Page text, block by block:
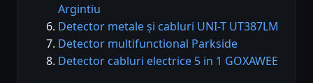
Argintiu
Detector metale și cabluri UNI-T UT387LM
Detector multifunctional Parkside
Detector cabluri electrice 5 in 1 GOXAWEE